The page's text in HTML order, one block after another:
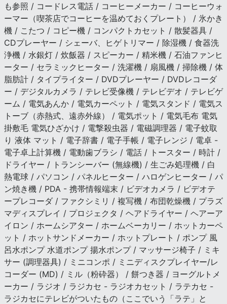
も参照 / コードレス電話 / コーヒーメーカー / コーヒーウォ
ーマー（喫茶店でコーヒーを温めておくプレート） / 氷かき
機 / こたつ / コピー機 / コンパクトカセット / 散髪器具 /
CDプレーヤー / シェーバ、ヒゲトリマー / 除湿機 / 食器洗
浄機 / 水銀灯 / 炊飯器 / スピーカー / 精米機 / 石油ファンヒ
ーター / セラミックヒーター / 洗濯機 / 扇風機 / 掃除機 / 体
脂肪計 / タイプライター / DVDプレーヤー / DVDレコーダ
ー / デジタルカメラ / テレビ受像機 / テレビデオ / テレビゲ
ーム / 電気あんか / 電気カーペット / 電気スタンド / 電気ス
トーブ（赤熱式、遠赤外線） / 電気ポット / 電気毛布 電気
掛敷毛 電気ひざかけ / 電撃殺虫器 / 電磁調理器 / 電子蚊取
り 液体 マット / 電子辞書 / 電子手帳 / 電子レンジ / 電卓 -
電子卓上計算機 / 電動歯ブラシ / 電話 / トースター / 時計 /
ドライヤー / トランシーバー (無線機) / 生ごみ処理機 / 白
熱電球 / パソコン / パネルヒーター / ハロゲンヒーター / パ
ン焼き機 / PDA - 携帯情報端末 / ビデオカメラ / ビデオテ
ープレコーダ / ファクシミリ / 複写機 / 布団乾燥機 / プラズ
マディスプレイ / プロジェクタ / ヘアドライヤー / ヘアーア
イロン / ホームシアター / ホームベーカリー / ホットカーペ
ット / ホットサンドメーカー / ホットプレート / ポンプ 風
呂水ポンプ 水道ポンプ 揚水ポンプ / マッサージ椅子 / ミキ
サー (調理器具) / ミニコンポ / ミニディスクプレイヤー/レ
コーダー (MD) / ミル（粉砕器） / 餅つき器 / ヨーグルトメ
ーカー / ラジオ / ラジカセ - ラジオカセット / ラテカセ -
ラジカセにテレビがついたもの（ここでいう「ラテ」と